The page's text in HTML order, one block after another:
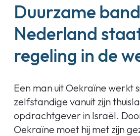
Duurzame
Nederland
regeling in de
Een man uit Oekraïne werkt
zelfstandige vanuit zijn
opdrachtgever in Israël.
Oekraïne moet hij met zijn